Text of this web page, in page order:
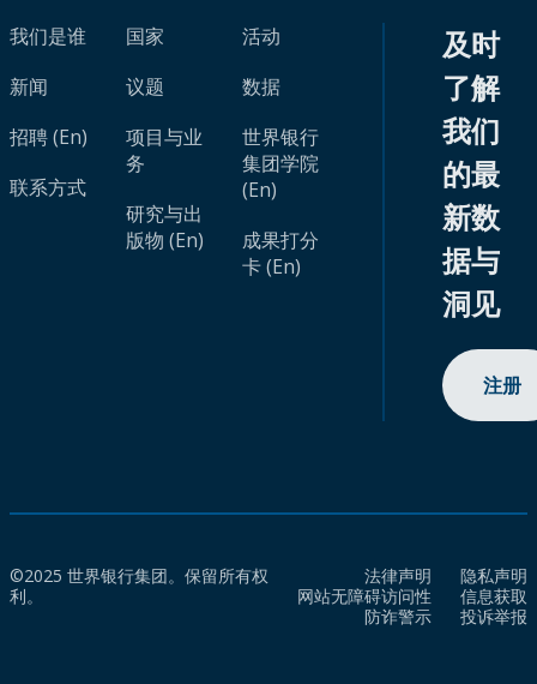
我们是谁
新闻
招聘 (En)
联系方式
国家
议题
项目与业
务
研究与出
版物 (En)
活动
数据
世界银行
集团学院
(En)
成果打分
卡 (En)
及时
了解
我们
的最
新数
据与
洞见
注册
©2025 世界银行集团。保留所有权
利。
法律声明
隐私声明
网站无障碍访问性
信息获取
防诈警示
投诉举报